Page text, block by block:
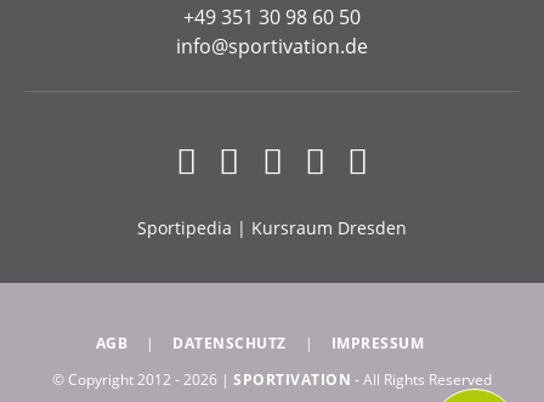
+49 351 30 98 60 50
info@sportivation.de
Sportipedia | Kursraum Dresden
AGB DATENSCHUTZ
IMPRESSUM
© Copyright 2012 - 2026 | SPORTIVATION - All Rights Reserved